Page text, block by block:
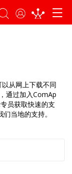
索
从网上下载不同
通过加入ComAp
员获取快速的支
当地的支持。